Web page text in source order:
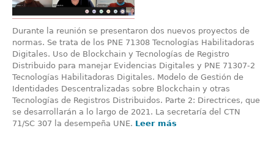
Durante la reunión se presentaron dos nuevos proyectos de
normas. Se trata de los PNE 71308 Tecnologías Habilitadoras
Digitales. Uso de Blockchain y Tecnologías de Registro
Distribuido para manejar Evidencias Digitales y PNE 71307-2
Tecnologías Habilitadoras Digitales. Modelo de Gestión de
Identidades Descentralizadas sobre Blockchain y otras
Tecnologías de Registros Distribuidos. Parte 2: Directrices, que
se desarrollarán a lo largo de 2021. La secretaría del CTN
71/SC 307 la desempeña UNE. Leer más